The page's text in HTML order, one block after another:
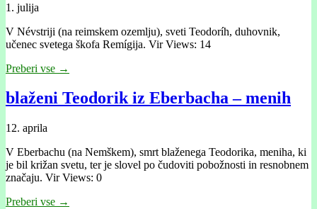
1. julija
V Névstriji (na reimskem ozemlju), sveti Teodoríh, duhovnik,
učenec svetega škofa Remígija. Vir Views: 14
Preberi vse →
blaženi Teodorik iz Eberbacha – menih
12. aprila
V Eberbachu (na Nemškem), smrt blaženega Teodorika, meniha, ki
je bil križan svetu, ter je slovel po čudoviti pobožnosti in resnobnem
značaju. Vir Views: 0
Preberi vse →